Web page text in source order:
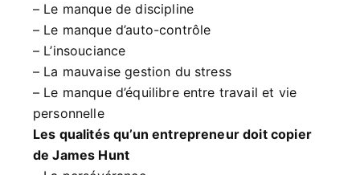
– Le manque de discipline
– Le manque d’auto-contrôle
– L’insouciance
– La mauvaise gestion du stress
– Le manque d’équilibre entre travail et vie
personnelle
Les qualités qu’un entrepreneur doit copier
de James Hunt